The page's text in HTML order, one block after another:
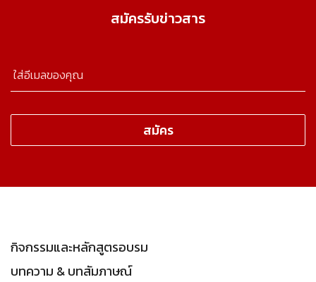
สมัครรับข่าวสาร
กิจกรรมและหลักสูตรอบรม
บทความ & บทสัมภาษณ์